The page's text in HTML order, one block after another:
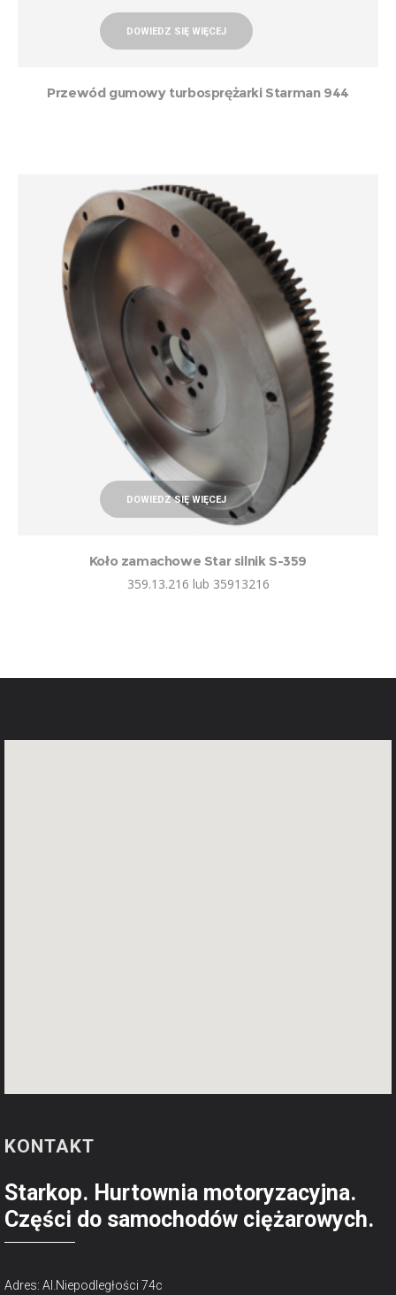
DOWIEDZ SIĘ WIĘCEJ
Przewód gumowy turbosprężarki Starman 944
DOWIEDZ SIĘ WIĘCEJ
Koło zamachowe Star silnik S-359
359.13.216 lub 35913216
KONTAKT
Starkop. Hurtownia motoryzacyjna.
Części do samochodów ciężarowych.
Adres: Al.Niepodległości 74c